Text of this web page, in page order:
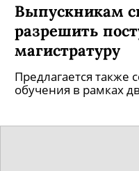
Выпускникам
разрешить
магистратуру
Предлагается также
обучения в рамках